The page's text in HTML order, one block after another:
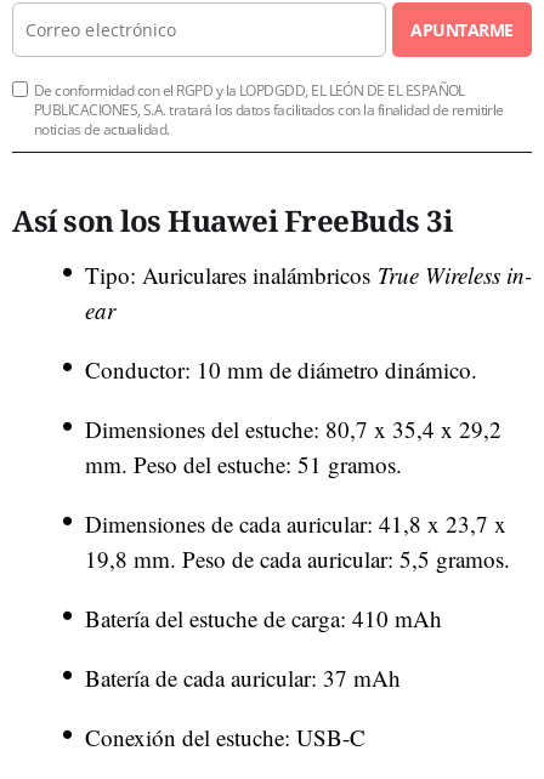
APUNTARME
De conformidad con el RGPD y la LOPDGDD, EL LEÓN DE EL ESPAÑOL
PUBLICACIONES, S.A. tratará los datos facilitados con la finalidad de remitirle
noticias de actualidad.
Así son los Huawei FreeBuds 3i
Tipo: Auriculares inalámbricos True Wireless in-
ear
Conductor: 10 mm de diámetro dinámico.
Dimensiones del estuche: 80,7 x 35,4 x 29,2
mm. Peso del estuche: 51 gramos.
Dimensiones de cada auricular: 41,8 x 23,7 x
19,8 mm. Peso de cada auricular: 5,5 gramos.
Batería del estuche de carga: 410 mAh
Batería de cada auricular: 37 mAh
Conexión del estuche: USB-C